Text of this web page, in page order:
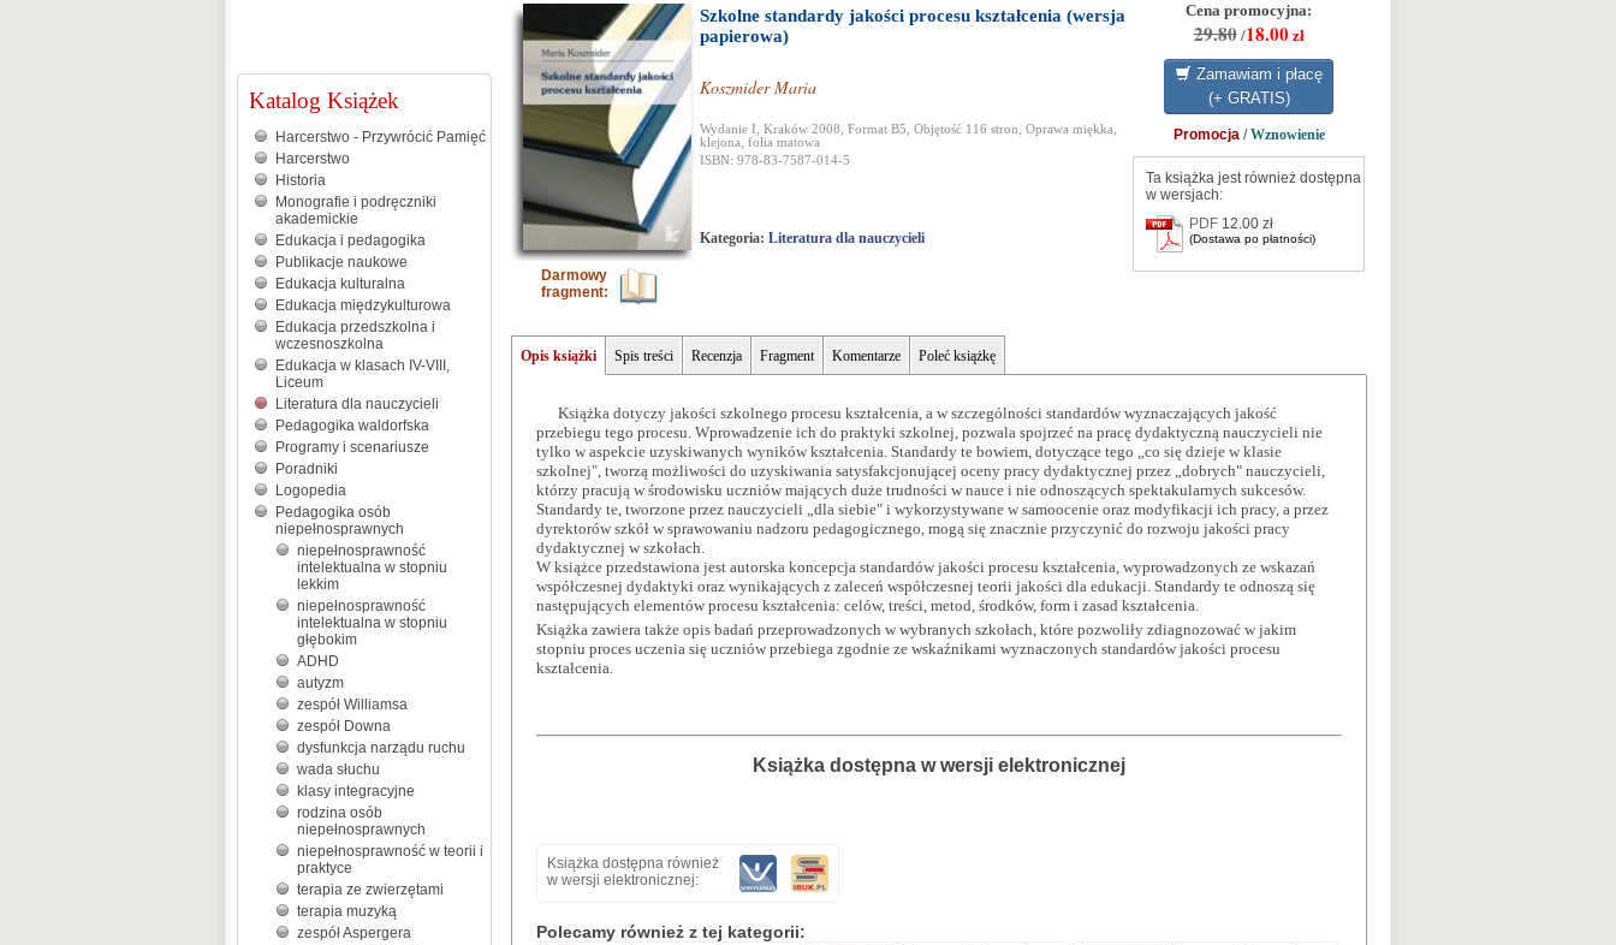
Katalog Książek
Harcerstwo - Przywrócić Pamięć
Harcerstwo
Historia
Monografie i podręczniki
akademickie
Edukacja i pedagogika
Publikacje naukowe
Edukacja kulturalna
Edukacja międzykulturowa
Edukacja przedszkolna i
wczesnoszkolna
Edukacja w klasach IV-VIII,
Liceum
Literatura dla nauczycieli
Pedagogika waldorfska
Programy i scenariusze
Poradniki
Logopedia
Pedagogika osób
niepełnosprawnych
niepełnosprawność
intelektualna w stopniu
lekkim
niepełnosprawność
intelektualna w stopniu
głębokim
ADHD
autyzm
zespół Williamsa
zespół Downa
dysfunkcja narządu ruchu
wada słuchu
klasy integracyjne
rodzina osób
niepełnosprawnych
niepełnosprawność w teorii i
praktyce
terapia ze zwierzętami
terapia muzyką
zespół Aspergera
Darmowy
fragment:
Szkolne standardy jakości procesu kształcenia (wersja
papierowa)
Cena promocyjna:
29.80/18.00 zł
Zamawiam i płacę
(+ GRATIS)
Promocja/Wznowienie
Ta książka jest również dostępna
w wersjach:
PDF 12.00 zł
(Dostawa po płatności)
Koszmider Maria
Wydanie I, Kraków 2008, Format B5, Objętość 116 stron, Oprawa miękka,
klejona, folia matowa
ISBN: 978-83-7587-014-5
Kategoria: Literatura dla nauczycieli
Opis książki Spis treści Recenzja Fragment Komentarze Poleć książkę
Książka dotyczy jakości szkolnego procesu kształcenia, a w szczególności standardów wyznaczających jakość
przebiegu tego procesu. Wprowadzenie ich do praktyki szkolnej, pozwala spojrzeć na pracę dydaktyczną nauczycieli nie
tylko w aspekcie uzyskiwanych wyników kształcenia. Standardy te bowiem, dotyczące tego „co się dzieje w klasie
szkolnej", tworzą możliwości do uzyskiwania satysfakcjonującej oceny pracy dydaktycznej przez „dobrych" nauczycieli,
którzy pracują w środowisku uczniów mających duże trudności w nauce i nie odnoszących spektakularnych sukcesów.
Standardy te, tworzone przez nauczycieli „dla siebie" i wykorzystywane w samoocenie oraz modyfikacji ich pracy, a przez
dyrektorów szkół w sprawowaniu nadzoru pedagogicznego, mogą się znacznie przyczynić do rozwoju jakości pracy
dydaktycznej w szkołach.
W książce przedstawiona jest autorska koncepcja standardów jakości procesu kształcenia, wyprowadzonych ze wskazań
współczesnej dydaktyki oraz wynikających z zaleceń współczesnej teorii jakości dla edukacji. Standardy te odnoszą się
następujących elementów procesu kształcenia: celów, treści, metod, środków, form i zasad kształcenia.
Książka zawiera także opis badań przeprowadzonych w wybranych szkołach, które pozwoliły zdiagnozować w jakim
stopniu proces uczenia się uczniów przebiega zgodnie ze wskaźnikami wyznaczonych standardów jakości procesu
kształcenia.
Książka dostępna w wersji elektronicznej
Książka dostępna również
w wersji elektronicznej:
Polecamy również z tej kategorii: